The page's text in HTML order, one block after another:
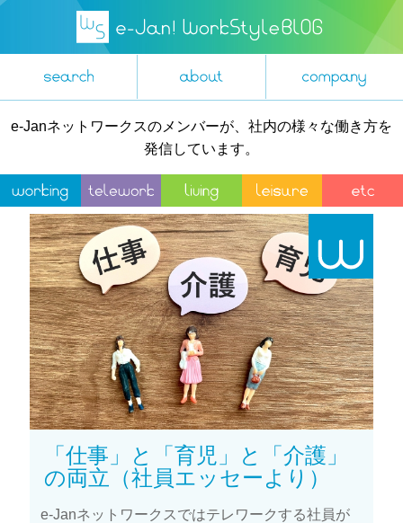
e-Janネットワークスのメンバーが、社内の様々な働き方を
発信しています。
「仕事」と「育児」と「介護」
の両立（社員エッセーより）
e-Janネットワークスではテレワークする社員が